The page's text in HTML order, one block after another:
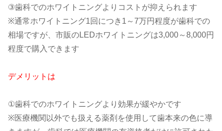
③歯科でのホワイトニングよりコストが抑えられます
※通常ホワイトニング1回につき1～7万円程度が歯科での
相場ですが、市販のLEDホワイトニングは3,000～8,000円
程度で購入できます
デメリットは
①歯科でのホワイトニングより効果が緩やかです
※医療機関以外でも扱える薬剤を使用して歯本来の色に導